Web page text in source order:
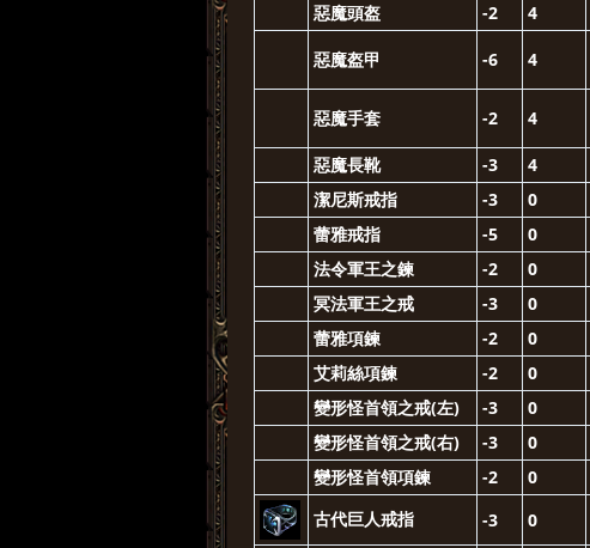
惡魔頭盔
-2 4
惡魔盔甲 -6 4
惡魔手套 -2 4
惡魔長靴
-3 4
潔尼斯戒指
-3 0
蕾雅戒指
-5 0
法令軍王之鍊
-2 0
冥法軍王之戒
-3 0
蕾雅項鍊
-2 0
艾莉絲項鍊
-2 0
變形怪首領之戒(左)
-3 0
變形怪首領之戒(右)
-3 0
變形怪首領項鍊
-2 0
古代巨人戒指
-3 0